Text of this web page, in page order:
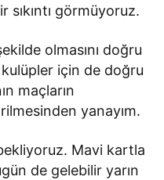
sıkıntı görmüyoruz.
olmasını doğru
için de doğru
maçların
yanayım.
Mavi kartla
de gelebilir yarın